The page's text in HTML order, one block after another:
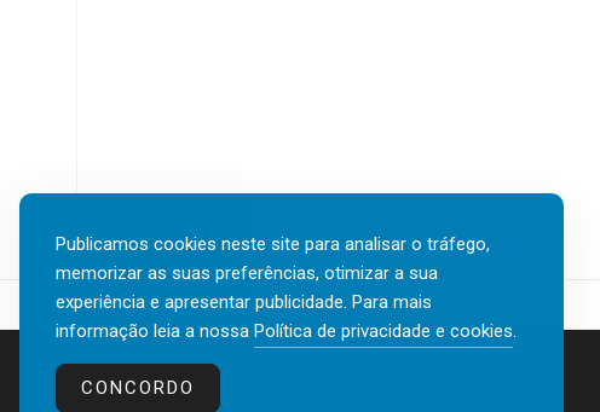
Contactos
Publicamos cookies neste site para analisar o tráfego,
memorizar as suas preferências, otimizar a sua
experiência e apresentar publicidade. Para mais
informação leia a nossa Política de privacidade e cookies.
CONCORDO